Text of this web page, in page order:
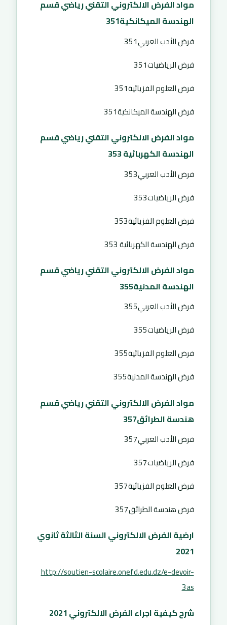
مواد الفرض الالكتروني التقني رياضي قسم
الهندسة الميكانكية351
فرض الأدب العربي351
فرض الرياضيات351
فرض العلوم الفزيائية351
فرض الهندسة الميكانكية351
مواد الفرض الالكتروني التقني رياضي قسم
الهندسة الكهربائية 353
فرض الأدب العربي353
فرض الرياضيات353
فرض العلوم الفزيائية353
فرض الهندسة الكهربائية 353
مواد الفرض الالكتروني التقني رياضي قسم
الهندسة المدنية355
فرض الأدب العربي355
فرض الرياضيات355
فرض العلوم الفزيائية355
فرض الهندسة المدنية355
مواد الفرض الالكتروني التقني رياضي قسم
هندسة الطرائق357
فرض الأدب العربي357
فرض الرياضيات357
فرض العلوم الفزيائية357
فرض هندسة الطرائق357
ارضية الفرض الالكتروني السنة الثالثة ثانوي
2021
http://soutien-scolaire.onefd.edu.dz/e-devoir-
3as
شرح كيفية اجراء الفرض الالكتروني 2021